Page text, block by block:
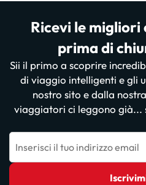
Ricevi le
prima di
Sii il primo a scoprire
di viaggio intelligenti e gli
nostro sito e dalla
viaggiatori ci leggono già...
Inserisci il tuo indirizzo email